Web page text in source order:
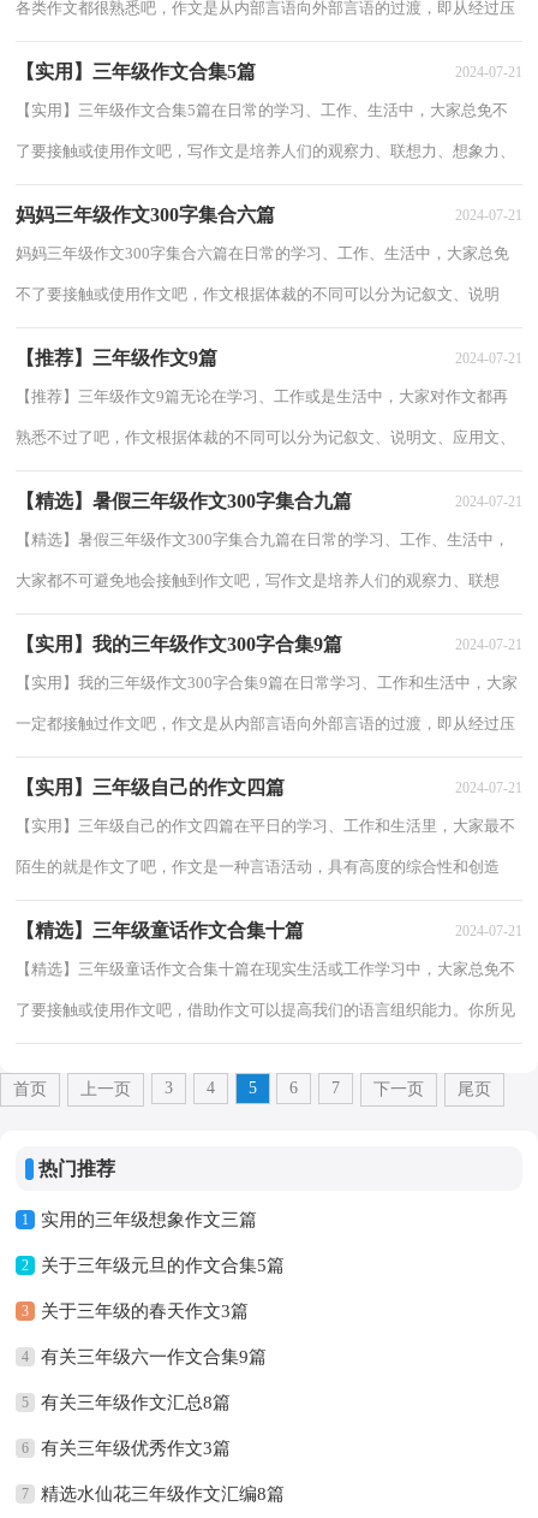
各类作文都很熟悉吧，作文是从内部言语向外部言语的过渡，即从经过压
【实用】三年级作文合集5篇 2024-07-21
【实用】三年级作文合集5篇在日常的学习、工作、生活中，大家总免不
了要接触或使用作文吧，写作文是培养人们的观察力、联想力、想象力、
妈妈三年级作文300字集合六篇 2024-07-21
妈妈三年级作文300字集合六篇在日常的学习、工作、生活中，大家总免
不了要接触或使用作文吧，作文根据体裁的不同可以分为记叙文、说明
【推荐】三年级作文9篇 2024-07-21
【推荐】三年级作文9篇无论在学习、工作或是生活中，大家对作文都再
熟悉不过了吧，作文根据体裁的不同可以分为记叙文、说明文、应用文、
【精选】暑假三年级作文300字集合九篇 2024-07-21
【精选】暑假三年级作文300字集合九篇在日常的学习、工作、生活中，
大家都不可避免地会接触到作文吧，写作文是培养人们的观察力、联想
【实用】我的三年级作文300字合集9篇 2024-07-21
【实用】我的三年级作文300字合集9篇在日常学习、工作和生活中，大家
一定都接触过作文吧，作文是从内部言语向外部言语的过渡，即从经过压
【实用】三年级自己的作文四篇 2024-07-21
【实用】三年级自己的作文四篇在平日的学习、工作和生活里，大家最不
陌生的就是作文了吧，作文是一种言语活动，具有高度的综合性和创造
【精选】三年级童话作文合集十篇 2024-07-21
【精选】三年级童话作文合集十篇在现实生活或工作学习中，大家总免不
了要接触或使用作文吧，借助作文可以提高我们的语言组织能力。你所见
首页 上一页 3 4 5 6 7 下一页 尾页
热门推荐
1 实用的三年级想象作文三篇
2 关于三年级元旦的作文合集5篇
3 关于三年级的春天作文3篇
4 有关三年级六一作文合集9篇
5 有关三年级作文汇总8篇
6 有关三年级优秀作文3篇
7 精选水仙花三年级作文汇编8篇